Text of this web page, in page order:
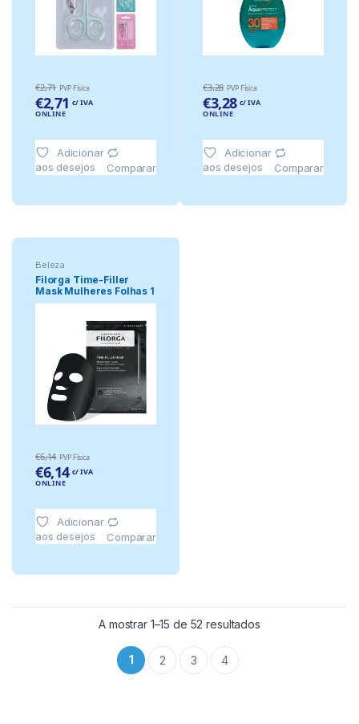
€2,71 PVP Física
€2,71 c/ IVA
ONLINE
Adicionar
aos desejos
Comparar
€3,28 PVP Física
€3,28 c/ IVA
ONLINE
Adicionar
aos desejos
Comparar
Beleza
Filorga Time-Filler
Mask Mulheres Folhas 1
Unidad.
€6,14 PVP Física
€6,14 c/ IVA
ONLINE
Adicionar
aos desejos
Comparar
A mostrar 1–15 de 52 resultados
1 2 3 4